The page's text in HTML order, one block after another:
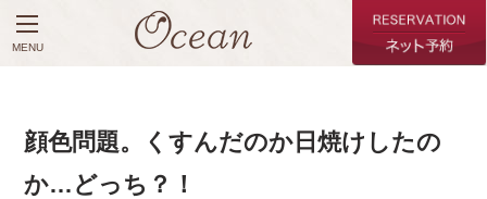
MENU
顔色問題。くすんだのか日焼けしたの
か…どっち？！